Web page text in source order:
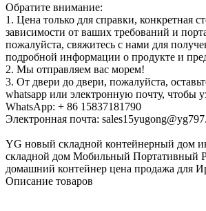
Обратите внимание:
1. Цена только для справки, конкретная
зависимости от ваших требований и
пожалуйста, свяжитесь с нами для
подробной информации о продукте и
2. Мы отправляем вас морем!
3. От двери до двери, пожалуйста,
whatsapp или электронную почту, чтобы
WhatsApp: + 86 15837181790
Электронная почта:
YG новый складной контейнерный дом
складной дом Мобильный Портативный
домашний контейнер цена продажа для
Описание товаров